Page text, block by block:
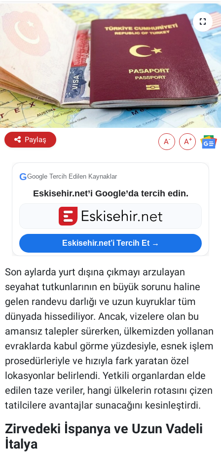
Paylaş A- A+
GGoogle Tercih Edilen Kaynaklar
Eskisehir.net’i Google’da tercih edin.
Eskisehir.net’i Tercih Et →
Son aylarda yurt dışına çıkmayı arzulayan
seyahat tutkunlarının en büyük sorunu haline
gelen randevu darlığı ve uzun kuyruklar tüm
dünyada hissediliyor. Ancak, vizelere olan bu
amansız talepler sürerken, ülkemizden yollanan
evraklarda kabul görme yüzdesiyle, esnek işlem
prosedürleriyle ve hızıyla fark yaratan özel
lokasyonlar belirlendi. Yetkili organlardan elde
edilen taze veriler, hangi ülkelerin rotasını çizen
tatilcilere avantajlar sunacağını kesinleştirdi.
Zirvedeki İspanya ve Uzun Vadeli
İtalya
ESKİŞEHİR NÖBETÇİ ECZANELER
Eskişehir Haber İçerikleri
Eskişehir Hava Durumu
Eskişehir Tramvay Saatleri
Eskişehir Otobüs Saatleri